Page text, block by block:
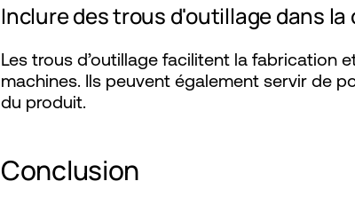
Inclure des trous d'outillage dans
Les trous d’outillage facilitent la fabrication
machines. Ils peuvent également servir de
du produit.
Conclusion